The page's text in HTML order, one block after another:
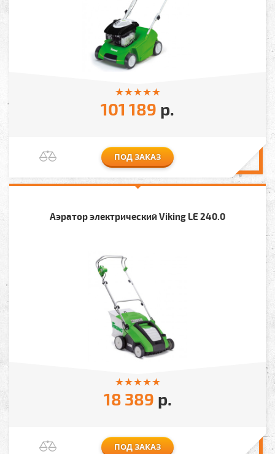
101 189 р.
ПОД ЗАКАЗ
Аэратор электрический Viking LE 240.0
18 389 р.
ПОД ЗАКАЗ